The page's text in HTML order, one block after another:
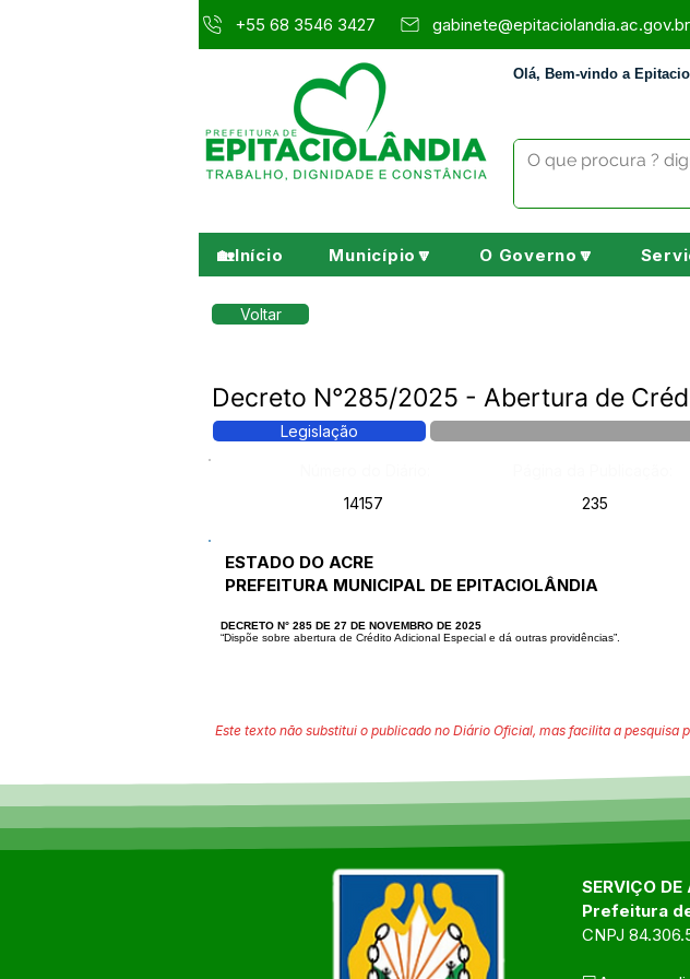
+55 68 3546 3427 gabinete@epitaciolandia.ac.gov.br
Olá, Bem-vindo a
🏡Início Município🔽 O Governo🔽
Voltar
Decreto N°285/2025 - Abertura de
Legislação
14157
235
ESTADO DO ACRE
PREFEITURA MUNICIPAL DE EPITACIOLÂNDIA
DECRETO N° 285 DE 27 DE NOVEMBRO DE 2025
“Dispõe sobre abertura de Crédito Adicional Especial e dá outras providências”.
Este texto não substitui o publicado no Diário Oficial, mas facilita a pesquisa
SERVIÇO
Prefeitura
CNPJ